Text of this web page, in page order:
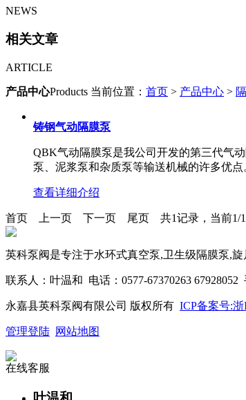
NEWS
相关文章
ARTICLE
产品中心Products 当前位置： 首页 > 产品中心 >
铸钢气动隔膜泵
QBK气动隔膜泵是我公司开发的第三代气
泵、泥浆泵和杂质泵等输送机械的许多优点
查看详细介绍
首页 上一页 下一页 尾页 共1记录，当前1/
英科泵阀是专注于水环式真空泵,卫生级隔膜泵,
联系人：叶温和 电话：0577-67370263
永嘉县英科泵阀有限公司 版权所有 ICP备案号:浙
管理登陆 网站地图
在线客服